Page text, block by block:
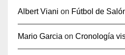
Albert Viani on Fútbol de
Mario Garcia on Cronología